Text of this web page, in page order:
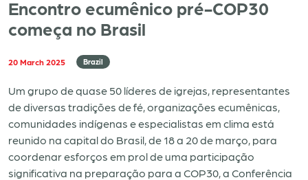
Encontro ecumênico pré-COP30
começa no Brasil
20 March 2025 Brazil
Um grupo de quase 50 líderes de igrejas, representantes
de diversas tradições de fé, organizações ecumênicas,
comunidades indígenas e especialistas em clima está
reunido na capital do Brasil, de 18 a 20 de março, para
coordenar esforços em prol de uma participação
significativa na preparação para a COP30, a Conferência